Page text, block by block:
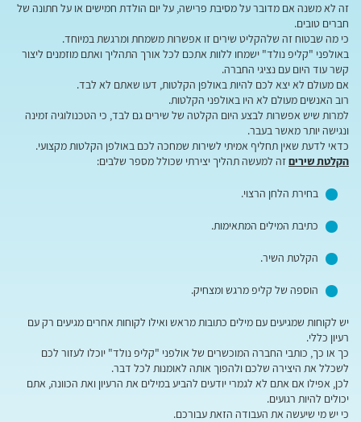
זה לא משנה אם מדובר על מסיבת פרישה, על יום הולדת חמישים או על חתונה של
חברים טובים.
כי מה שבטוח זה שלהקליט שירים זו אפשרות משמחת ומרגשת במיוחד.
באולפני "קליפ נולד" ישמחו ללוות אתכם לכל אורך התהליך ואתם מוזמנים ליצור
קשר עוד היום עם נציגי החברה.
אם מעולם לא יצא לכם להיות באולפן הקלטות, דעו שאתם לא לבד.
רוב האנשים מעולם לא היו באולפני הקלטות.
למרות שיש אפשרות לבצע היום הקלטה של שירים גם לבד, כי הטכנולוגיה זמינה
ונגישה יותר מאשר בעבר.
כדאי לדעת שאין תחליף אמיתי לשירות שמחכה לכם באולפן הקלטות מקצועי.
הקלטת שיריםזה למעשה תהליך יצירתי שכולל מספר שלבים:
בחירת הלחן הרצוי.
כתיבת המילים המתאימות.
הקלטת השיר.
הוספה של קליפ מרגש ומצחיק.
יש לקוחות שמגיעים עם מילים כתובות מראש ואילו לקוחות אחרים מגיעים רק עם
רעיון כללי.
כך או כך, כותבי החברה המוכשרים של אולפני "קליפ נולד" יוכלו לעזור לכם
לשכלל את היצירה שלכם ולהפוך אותה לאומנות לכל דבר.
לכן, אפילו אם אתם לא לגמרי יודעים להביע במילים את הרעיון ואת הכוונה, אתם
יכולים להיות רגועים.
כי יש מי שיעשה את העבודה הזאת עבורכם.